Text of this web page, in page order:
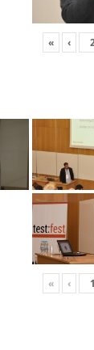
« ‹
« ‹